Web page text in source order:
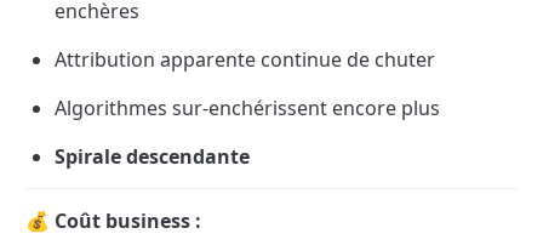
enchères
Attribution apparente continue de chuter
Algorithmes sur-enchérissent encore plus
Spirale descendante
💰 Coût business :